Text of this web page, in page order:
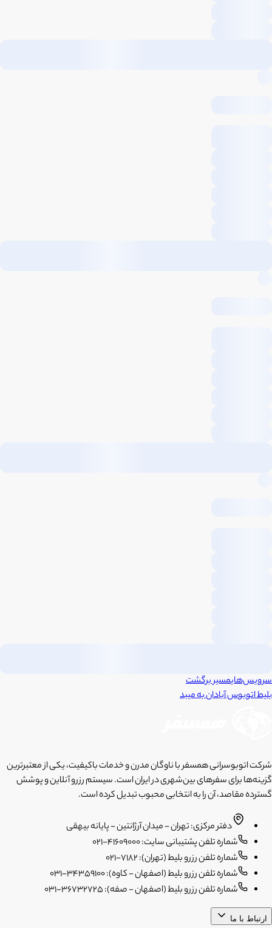
سرویس‌هایمسیر برگشت
بلیط اتوبوسآبادانبهمیبد
شرکت اتوبوسرانی همسفر با ناوگان مدرن و خدمات باکیفیت، یکی از معتبرترین
گزینه‌ها برای سفرهای بین‌شهری در ایران است. سیستم رزرو آنلاین و پوشش
گسترده مقاصد، آن را به انتخابی محبوب تبدیل کرده است.
دفتر مرکزی: تهران - میدان آرژانتین - پایانه بیهقی
شماره تلفن پشتیبانی سایت: 41609000-021
شماره تلفن رزرو بلیط (تهران): 7182-021
شماره تلفن رزرو بلیط (اصفهان - کاوه): 34359100-031
شماره تلفن رزرو بلیط (اصفهان - صفه): 36732725-031
ارتباط با ما